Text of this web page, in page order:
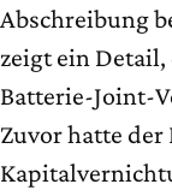
Abschreibung
zeigt ein
Batterie-Joint-
Zuvor hatte